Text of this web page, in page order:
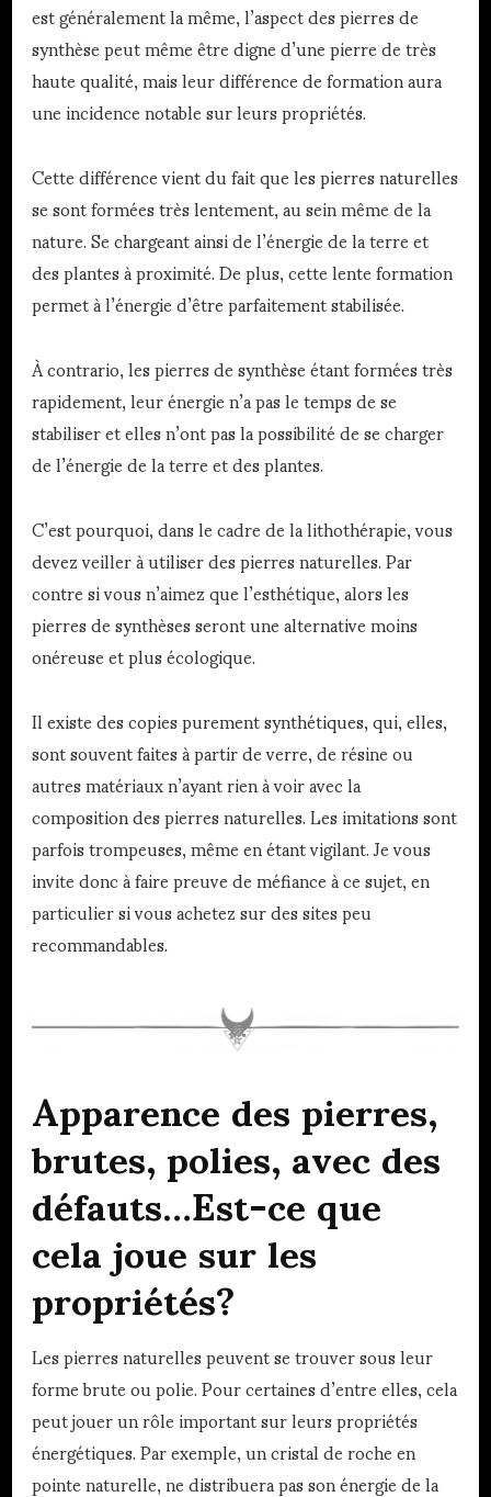
est généralement la même, l’aspect des pierres de
synthèse peut même être digne d’une pierre de très
haute qualité, mais leur différence de formation aura
une incidence notable sur leurs propriétés.
Cette différence vient du fait que les pierres naturelles
se sont formées très lentement, au sein même de la
nature. Se chargeant ainsi de l’énergie de la terre et
des plantes à proximité. De plus, cette lente formation
permet à l’énergie d’être parfaitement stabilisée.
À contrario, les pierres de synthèse étant formées très
rapidement, leur énergie n’a pas le temps de se
stabiliser et elles n’ont pas la possibilité de se charger
de l’énergie de la terre et des plantes.
C’est pourquoi, dans le cadre de la lithothérapie, vous
devez veiller à utiliser des pierres naturelles. Par
contre si vous n’aimez que l’esthétique, alors les
pierres de synthèses seront une alternative moins
onéreuse et plus écologique.
Il existe des copies purement synthétiques, qui, elles,
sont souvent faites à partir de verre, de résine ou
autres matériaux n’ayant rien à voir avec la
composition des pierres naturelles. Les imitations sont
parfois trompeuses, même en étant vigilant. Je vous
invite donc à faire preuve de méfiance à ce sujet, en
particulier si vous achetez sur des sites peu
recommandables.
Apparence des pierres,
brutes, polies, avec des
défauts…Est-ce que
cela joue sur les
propriétés?
Les pierres naturelles peuvent se trouver sous leur
forme brute ou polie. Pour certaines d’entre elles, cela
peut jouer un rôle important sur leurs propriétés
énergétiques. Par exemple, un cristal de roche en
pointe naturelle, ne distribuera pas son énergie de la